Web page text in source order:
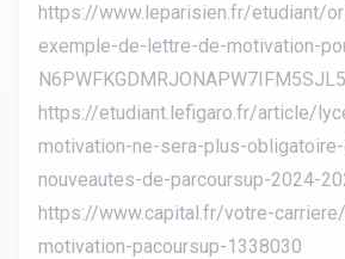
https://www.leparisien.fr/etudiant/
exemple-de-lettre-de-motivation-
https://etudiant.lefigaro.fr/article/
motivation-ne-sera-plus-
nouveautes-de-parcoursup-2024-
https://www.capital.fr/votre-
motivation-pacoursup-1338030